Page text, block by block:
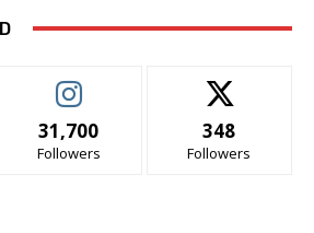
31,700
Followers
348
Followers